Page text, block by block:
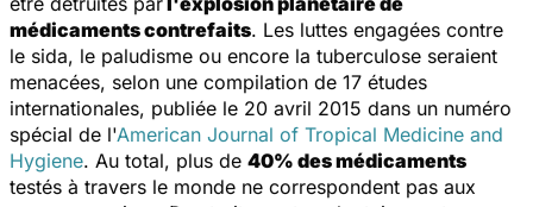
médicaments contrefaits. Les luttes engagées contre
le sida, le paludisme ou encore la tuberculose seraient
menacées, selon une compilation de 17 études
internationales, publiée le 20 avril 2015 dans un numéro
spécial de l'American Journal of Tropical Medicine and
Hygiene. Au total, plus de 40% des médicaments
testés à travers le monde ne correspondent pas aux